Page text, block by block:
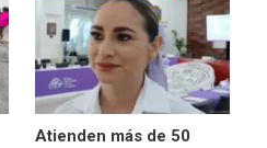
Atienden más de 50